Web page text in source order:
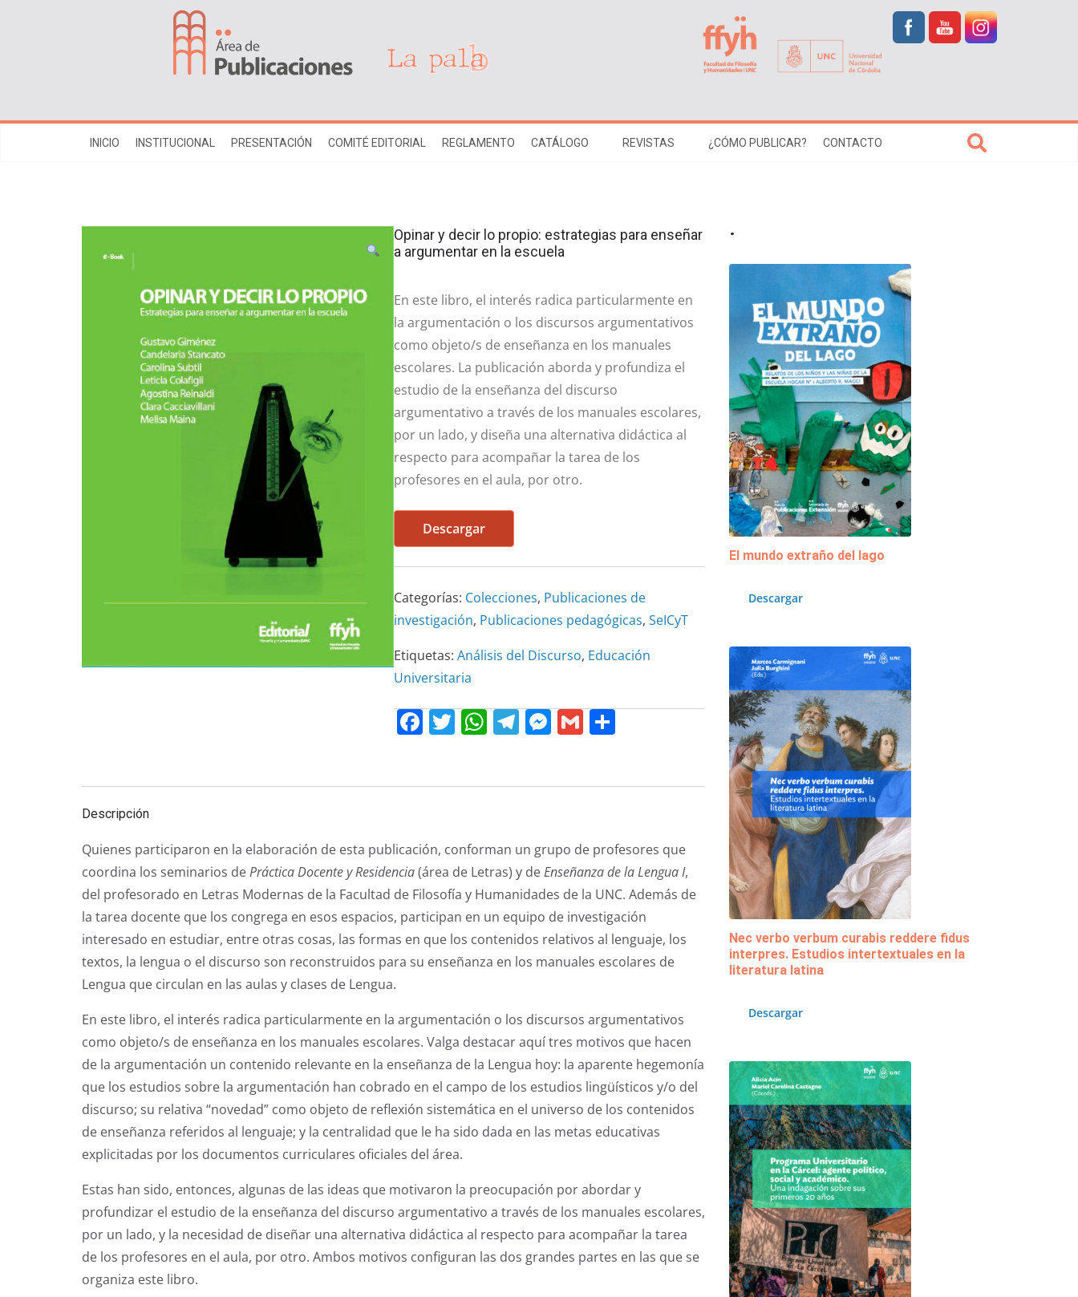
INICIO INSTITUCIONAL PRESENTACIÓN COMITÉ EDITORIAL REGLAMENTO CATÁLOGO REVISTAS ¿CÓMO PUBLICAR? CONTACTO
Opinar y decir lo propio: estrategias para enseñar
a argumentar en la escuela
En este libro, el interés radica particularmente en
la argumentación o los discursos argumentativos
como objeto/s de enseñanza en los manuales
escolares. La publicación aborda y profundiza el
estudio de la enseñanza del discurso
argumentativo a través de los manuales escolares,
por un lado, y diseña una alternativa didáctica al
respecto para acompañar la tarea de los
profesores en el aula, por otro.
Descargar
Categorías: Colecciones, Publicaciones de
investigación, Publicaciones pedagógicas, SeICyT
Etiquetas: Análisis del Discurso, Educación
Universitaria
F
e
o
o
k
T
er
W
s
p
p
T
gr
m
M
e
g
er
G
l
C
p
tir
Descripción
Quienes participaron en la elaboración de esta publicación, conforman un grupo de profesores que
coordina los seminarios dePráctica Docente y Residencia(área de Letras) y deEnseñanza de la Lengua I,
del profesorado en Letras Modernas de la Facultad de Filosofía y Humanidades de la UNC. Además de
la tarea docente que los congrega en esos espacios, participan en un equipo de investigación
interesado en estudiar, entre otras cosas, las formas en que los contenidos relativos al lenguaje, los
textos, la lengua o el discurso son reconstruidos para su enseñanza en los manuales escolares de
Lengua que circulan en las aulas y clases de Lengua.
En este libro, el interés radica particularmente en la argumentación o los discursos argumentativos
como objeto/s de enseñanza en los manuales escolares. Valga destacar aquí tres motivos que hacen
de la argumentación un contenido relevante en la enseñanza de la Lengua hoy: la aparente hegemonía
que los estudios sobre la argumentación han cobrado en el campo de los estudios lingüísticos y/o del
discurso; su relativa “novedad” como objeto de reflexión sistemática en el universo de los contenidos
de enseñanza referidos al lenguaje; y la centralidad que le ha sido dada en las metas educativas
explicitadas por los documentos curriculares oficiales del área.
Estas han sido, entonces, algunas de las ideas que motivaron la preocupación por abordar y
profundizar el estudio de la enseñanza del discurso argumentativo a través de los manuales escolares,
por un lado, y la necesidad de diseñar una alternativa didáctica al respecto para acompañar la tarea
de los profesores en el aula, por otro. Ambos motivos configuran las dos grandes partes en las que se
organiza este libro.
.
El mundo extraño del lago
Descargar
Nec verbo verbum curabis reddere fidus
interpres. Estudios intertextuales en la
literatura latina
Descargar